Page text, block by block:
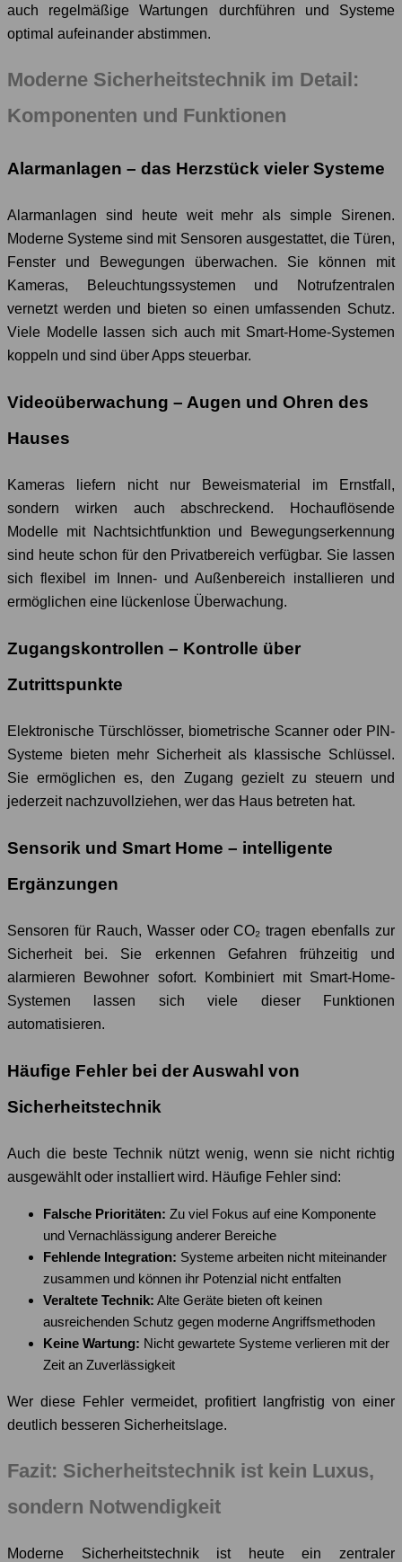
auch regelmäßige Wartungen durchführen und Systeme
optimal aufeinander abstimmen.
Moderne Sicherheitstechnik im Detail:
Komponenten und Funktionen
Alarmanlagen – das Herzstück vieler Systeme
Alarmanlagen sind heute weit mehr als simple Sirenen.
Moderne Systeme sind mit Sensoren ausgestattet, die Türen,
Fenster und Bewegungen überwachen. Sie können mit
Kameras, Beleuchtungssystemen und Notrufzentralen
vernetzt werden und bieten so einen umfassenden Schutz.
Viele Modelle lassen sich auch mit Smart-Home-Systemen
koppeln und sind über Apps steuerbar.
Videoüberwachung – Augen und Ohren des
Hauses
Kameras liefern nicht nur Beweismaterial im Ernstfall,
sondern wirken auch abschreckend. Hochauflösende
Modelle mit Nachtsichtfunktion und Bewegungserkennung
sind heute schon für den Privatbereich verfügbar. Sie lassen
sich flexibel im Innen- und Außenbereich installieren und
ermöglichen eine lückenlose Überwachung.
Zugangskontrollen – Kontrolle über
Zutrittspunkte
Elektronische Türschlösser, biometrische Scanner oder PIN-
Systeme bieten mehr Sicherheit als klassische Schlüssel.
Sie ermöglichen es, den Zugang gezielt zu steuern und
jederzeit nachzuvollziehen, wer das Haus betreten hat.
Sensorik und Smart Home – intelligente
Ergänzungen
Sensoren für Rauch, Wasser oder CO₂ tragen ebenfalls zur
Sicherheit bei. Sie erkennen Gefahren frühzeitig und
alarmieren Bewohner sofort. Kombiniert mit Smart-Home-
Systemen lassen sich viele dieser Funktionen
automatisieren.
Häufige Fehler bei der Auswahl von
Sicherheitstechnik
Auch die beste Technik nützt wenig, wenn sie nicht richtig
ausgewählt oder installiert wird. Häufige Fehler sind:
Falsche Prioritäten: Zu viel Fokus auf eine Komponente
und Vernachlässigung anderer Bereiche
Fehlende Integration: Systeme arbeiten nicht miteinander
zusammen und können ihr Potenzial nicht entfalten
Veraltete Technik: Alte Geräte bieten oft keinen
ausreichenden Schutz gegen moderne Angriffsmethoden
Keine Wartung: Nicht gewartete Systeme verlieren mit der
Zeit an Zuverlässigkeit
Wer diese Fehler vermeidet, profitiert langfristig von einer
deutlich besseren Sicherheitslage.
Fazit: Sicherheitstechnik ist kein Luxus,
sondern Notwendigkeit
Moderne Sicherheitstechnik ist heute ein zentraler